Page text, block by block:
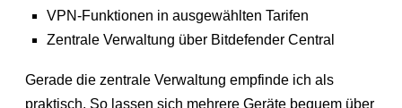
VPN-Funktionen in ausgewählten Tarifen
Zentrale Verwaltung über Bitdefender Central
Gerade die zentrale Verwaltung empfinde ich als
praktisch. So lassen sich mehrere Geräte bequem über